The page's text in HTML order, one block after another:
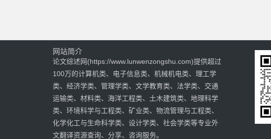
网站简介
论文综述网(https://www.lunwenzongshu.com)提供超过
100万的计算机类、电子信息类、机械机电类、理工学
类、经济学类、管理学类、文学教育类、法学类、交通
运输类、材料类、海洋工程类、土木建筑类、地理科学
类、环境科学与工程类、矿业类、物流管理与工程类、
化学化工与生命科学类、设计学类、社会学类等专业外
文翻译资源查询、分享、咨询服务。